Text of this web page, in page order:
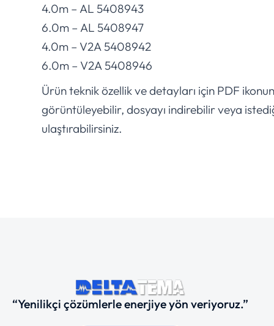
4.0m – AL 5408943
6.0m – AL 5408947
4.0m – V2A 5408942
6.0m – V2A 5408946
Ürün teknik özellik ve detayları için PDF
görüntüleyebilir, dosyayı indirebilir veya
ulaştırabilirsiniz.
“Yenilikçi çözümlerle enerjiye yön veriyoruz.”